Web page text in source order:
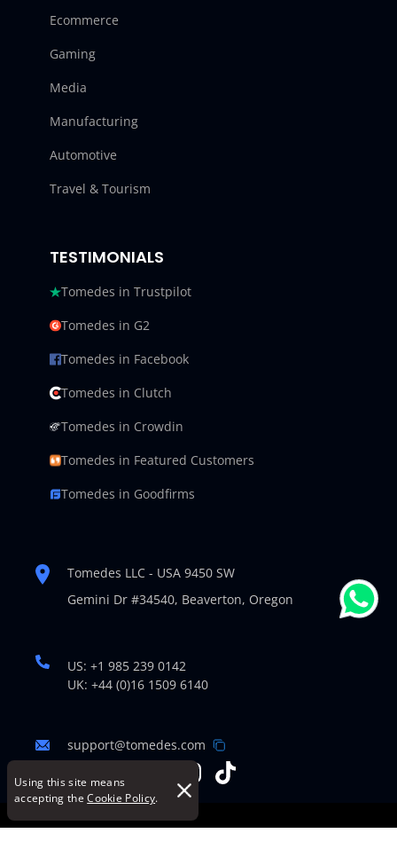
Using this site means
accepting the Cookie Policy.
Ecommerce
Gaming
Media
Manufacturing
Automotive
Travel & Tourism
TESTIMONIALS
Tomedes in Trustpilot
Tomedes in G2
Tomedes in Facebook
Tomedes in Clutch
Tomedes in Crowdin
Tomedes in Featured Customers
Tomedes in Goodfirms
Tomedes LLC - USA 9450 SW
Gemini Dr #34540, Beaverton, Oregon
US: +1 985 239 0142
UK: +44 (0)16 1509 6140
support@tomedes.com